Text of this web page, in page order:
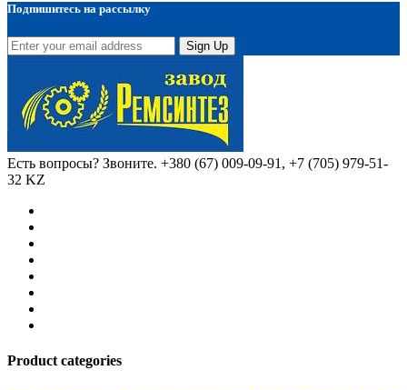
Подпишитесь на рассылку
Sign Up
Есть вопросы? Звоните. +380 (67) 009-09-91, +7 (705) 979-51-
32 KZ
Product categories